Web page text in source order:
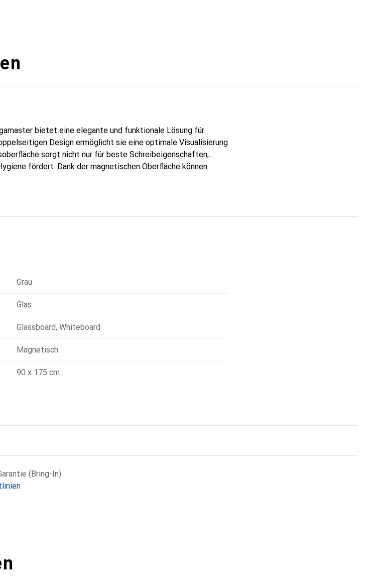
bietet eine elegante und funktionale Lösung für
Design ermöglicht sie eine optimale Visualisierung
sorgt nicht nur für beste Schreibeigenschaften,
fördert. Dank der magnetischen Oberfläche können
Verschieben des Boards ermöglichen. Zudem bietet
Grau
Glas
Glassboard, Whiteboard
Magnetisch
90 x 175 cm
(Bring-In)